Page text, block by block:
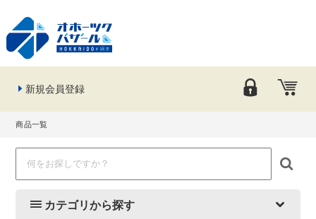
新規会員登録
商品一覧
カテゴリから探す